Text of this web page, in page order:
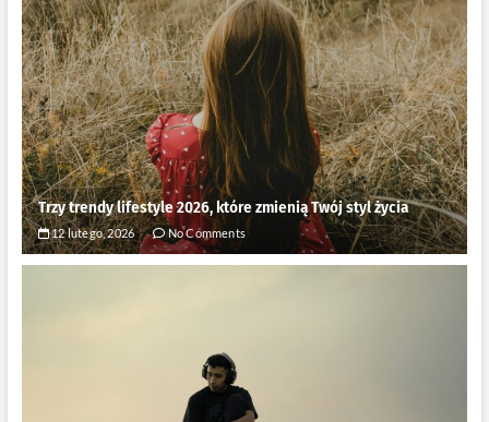
Trzy trendy lifestyle 2026, które zmienią Twój styl życia
12 lutego, 2026 No Comments